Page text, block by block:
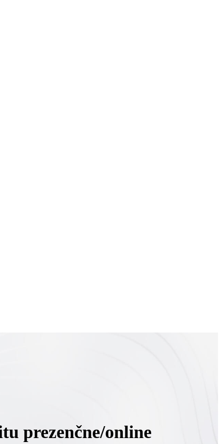
prezenčne/online